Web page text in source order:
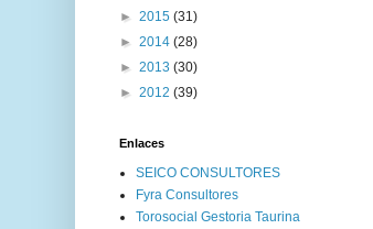
► 2015 (31)
► 2014 (28)
► 2013 (30)
► 2012 (39)
Enlaces
SEICO CONSULTORES
Fyra Consultores
Torosocial Gestoria Taurina